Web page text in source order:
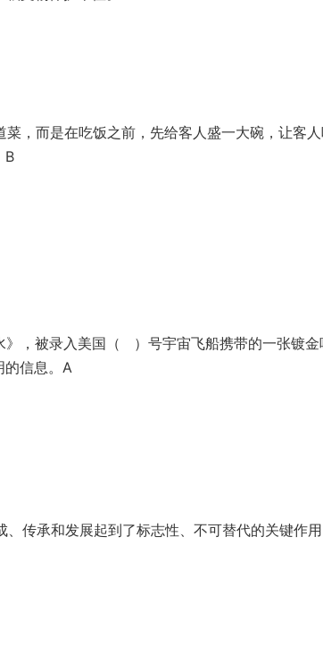
，而是在吃饭之前，先给客人盛一大碗，让客
B
》，被录入美国（ ）号宇宙飞船携带的一张镀金
的信息。A
传承和发展起到了标志性、不可替代的关键作